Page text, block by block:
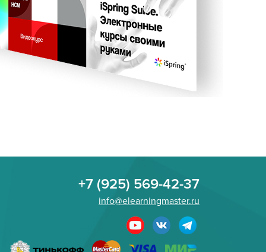
+7 (925) 569-42-37
info@elearningmaster.ru